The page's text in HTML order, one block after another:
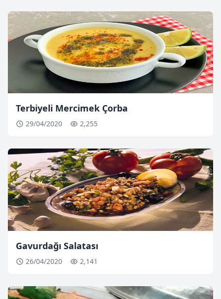
Terbiyeli Mercimek Çorba
29/04/2020 2,255
Gavurdağı Salatası
26/04/2020 2,141